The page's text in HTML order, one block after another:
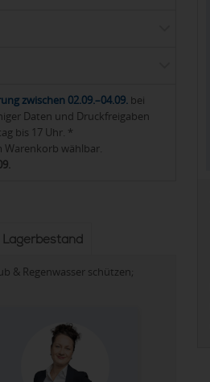
zwischen 02.09.–04.09. bei
Daten und Druckfreigaben
bis 17 Uhr. *
wählbar.
Lagerbestand
& Regenwasser schützen;